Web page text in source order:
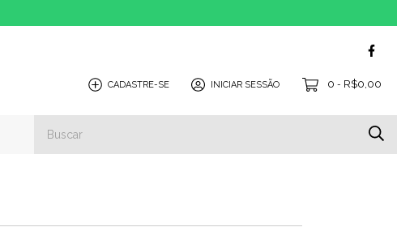
CADASTRE-SE INICIAR SESSÃO 0 - R$0,00